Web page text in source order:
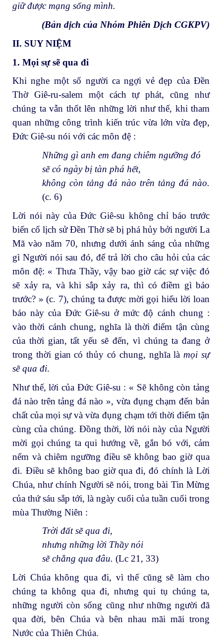
giữ được mạng sống mình.
(Bản dịch của Nhóm Phiên Dịch CGKPV)
II. SUY NIỆM
1. Mọi sự sẽ qua đi
Khi nghe một số người ca ngợi vẻ đẹp của Đền
Thờ Giê-ru-salem một cách tự phát, cũng như
chúng ta vẫn thốt lên những lời như thế, khi tham
quan những công trình kiến trúc vừa lớn vừa đẹp,
Đức Giê-su nói với các môn đệ :
Những gì anh em đang chiêm ngưỡng đó
sẽ có ngày bị tàn phá hết,
không còn tảng đá nào trên tảng đá nào.
(c. 6)
Lời nói này của Đức Giê-su không chỉ báo trước
biến cố lịch sử Đền Thờ sẽ bị phá hủy bởi người La
Mã vào năm 70, nhưng dưới ánh sáng của những
gì Người nói sau đó, để trả lời cho câu hỏi của các
môn đệ: « Thưa Thầy, vậy bao giờ các sự việc đó
sẽ xảy ra, và khi sắp xảy ra, thì có điềm gì báo
trước? » (c. 7), chúng ta được mời gọi hiểu lời loan
báo này của Đức Giê-su ở mức độ cánh chung :
vào thời cánh chung, nghĩa là thời điểm tận cùng
của thời gian, tất yếu sẽ đến, vì chúng ta đang ở
trong thời gian có thủy có chung, nghĩa là mọi sự
sẽ qua đi.
Như thế, lời của Đức Giê-su : « Sẽ không còn tảng
đá nào trên tảng đá nào », vừa đụng chạm đến bản
chất của mọi sự và vừa đụng chạm tới thời điểm tận
cùng của chúng. Đồng thời, lời nói này của Người
mời gọi chúng ta qui hướng về, gắn bó với, cảm
nếm và chiêm ngưỡng điều sẽ không bao giờ qua
đi. Điều sẽ không bao giờ qua đi, đó chính là Lời
Chúa, như chính Người sẽ nói, trong bài Tin Mừng
của thứ sáu sắp tới, là ngày cuối của tuần cuối trong
mùa Thường Niên :
Trời đất sẽ qua đi,
nhưng những lời Thầy nói
sẽ chẳng qua đâu. (Lc 21, 33)
Lời Chúa không qua đi, vì thế cũng sẽ làm cho
chúng ta không qua đi, nhưng qui tụ chúng ta,
những người còn sống cũng như những người đã
qua đời, bên Chúa và bên nhau mãi mãi trong
Nước của Thiên Chúa.